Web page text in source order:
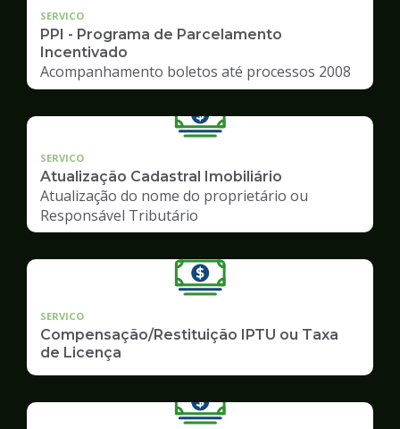
SERVICO
PPI - Programa de Parcelamento
Incentivado
Acompanhamento boletos até processos 2008
SERVICO
Atualização Cadastral Imobiliário
Atualização do nome do proprietário ou
Responsável Tributário
SERVICO
Compensação/Restituição IPTU ou Taxa
de Licença